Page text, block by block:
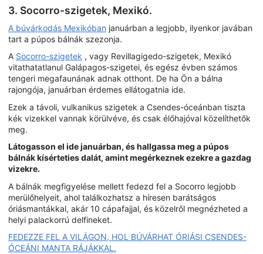
3. Socorro-szigetek, Mexikó.
A búvárkodás Mexikóban januárban a legjobb, ilyenkor javában
tart a púpos bálnák szezonja.
A Socorro-szigetek , vagy Revillagigedo-szigetek, Mexikó
vitathatatlanul Galápagos-szigetei, és egész évben számos
tengeri megafaunának adnak otthont. De ha Ön a bálna
rajongója, januárban érdemes ellátogatnia ide.
Ezek a távoli, vulkanikus szigetek a Csendes-óceánban tiszta
kék vizekkel vannak körülvéve, és csak élőhajóval közelíthetők
meg.
Látogasson el ide januárban, és hallgassa meg a púpos
bálnák kísérteties dalát, amint megérkeznek ezekre a gazdag
vizekre.
A bálnák megfigyelése mellett fedezd fel a Socorro legjobb
merülőhelyeit, ahol találkozhatsz a híresen barátságos
óriásmantákkal, akár 10 cápafajjal, és közelről megnézheted a
helyi palackorrú delfineket.
FEDEZZE FEL A VILÁGON, HOL BÚVÁRHAT ÓRIÁSI CSENDES-
ÓCEÁNI MANTA RÁJÁKKAL.